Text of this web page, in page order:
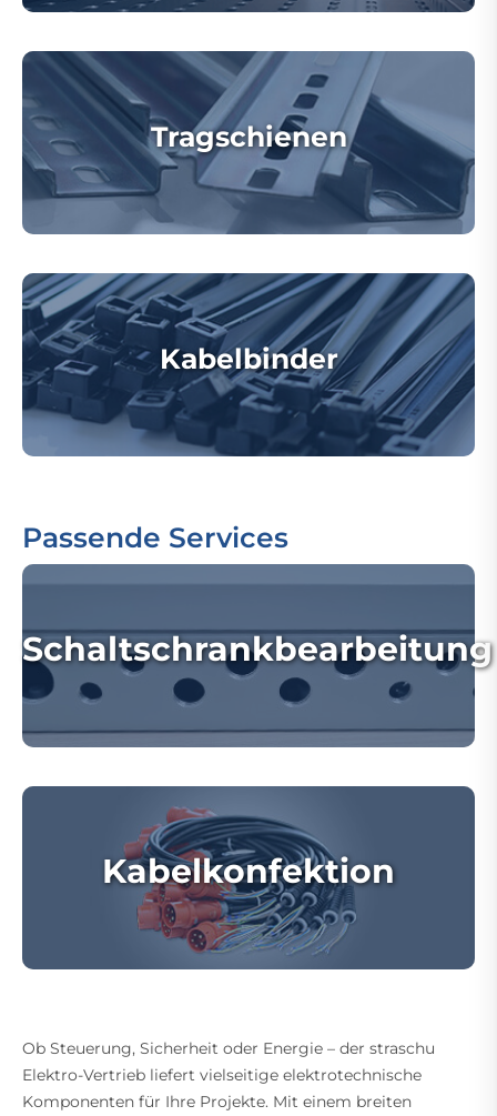
Tragschienen
Kabelbinder
Passende Services
Schaltschrankbearbeitung
Kabelkonfektion
Ob Steuerung, Sicherheit oder Energie – der straschu
Elektro-Vertrieb liefert vielseitige elektrotechnische
Komponenten für Ihre Projekte. Mit einem breiten